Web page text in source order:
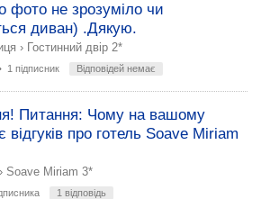
фото не зрозуміло чи
диван) .Дякую.
› Гостинний двір 2*
1 підписник Відповідей немає
Питання: Чому на вашому
відгуків про готель Soave Miriam
› Soave Miriam 3*
1 відповідь